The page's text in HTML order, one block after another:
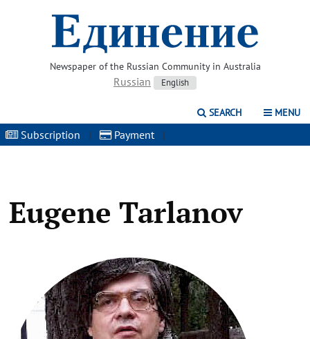
Newspaper of the Russian Community in Australia
Russian English
SEARCH MENU
Subscription | Payment |
Eugene Tarlanov